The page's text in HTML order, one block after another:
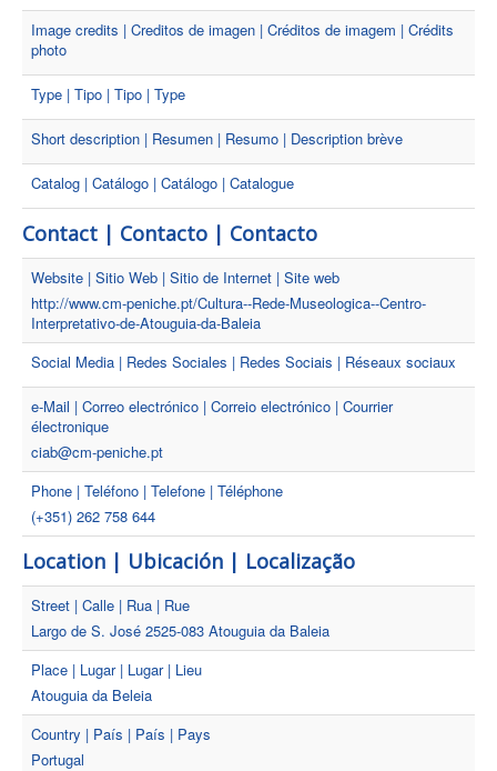
Image credits | Creditos de imagen | Créditos de imagem | Crédits
photo
Type | Tipo | Tipo | Type
Short description | Resumen | Resumo | Description brève
Catalog | Catálogo | Catálogo | Catalogue
Contact | Contacto | Contacto
Website | Sitio Web | Sitio de Internet | Site web
http://www.cm-peniche.pt/Cultura--Rede-Museologica--Centro-
Interpretativo-de-Atouguia-da-Baleia
Social Media | Redes Sociales | Redes Sociais | Réseaux sociaux
e-Mail | Correo electrónico | Correio electrónico | Courrier
électronique
ciab@cm-peniche.pt
Phone | Teléfono | Telefone | Téléphone
(+351) 262 758 644
Location | Ubicación | Localização
Street | Calle | Rua | Rue
Largo de S. José 2525-083 Atouguia da Baleia
Place | Lugar | Lugar | Lieu
Atouguia da Beleia
Country | País | País | Pays
Portugal